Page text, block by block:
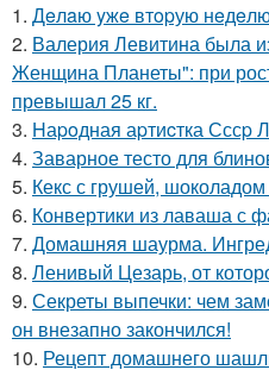
1. Дeлaю yжe втopую
2. Валерия Левитина была
Женщина Планеты": при
превышал 25 кг.
3. Hаpoдная аpтиcтка Сссp
4. Заварное тесто для
5. Кекс с грушей,
6. Конвертики из лаваша с
7. Домашняя шаурма.
8. Ленивый Цезарь, от
9. Секреты выпечки: чем
он внезапно закончился!
10. Рецепт домашнего